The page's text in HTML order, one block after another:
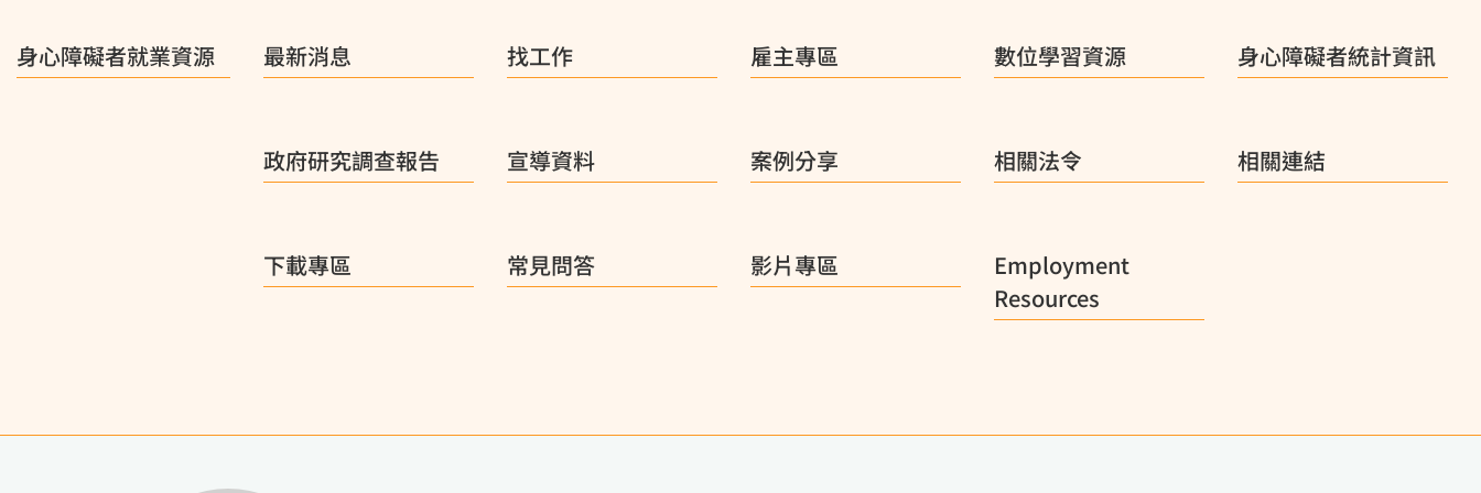
身心障礙者就業資源 最新消息 找工作 雇主專區 數位學習資源 身心障礙者統計資訊
政府研究調查報告 宣導資料 案例分享 相關法令 相關連結
下載專區 常見問答 影片專區
Employment
Resources